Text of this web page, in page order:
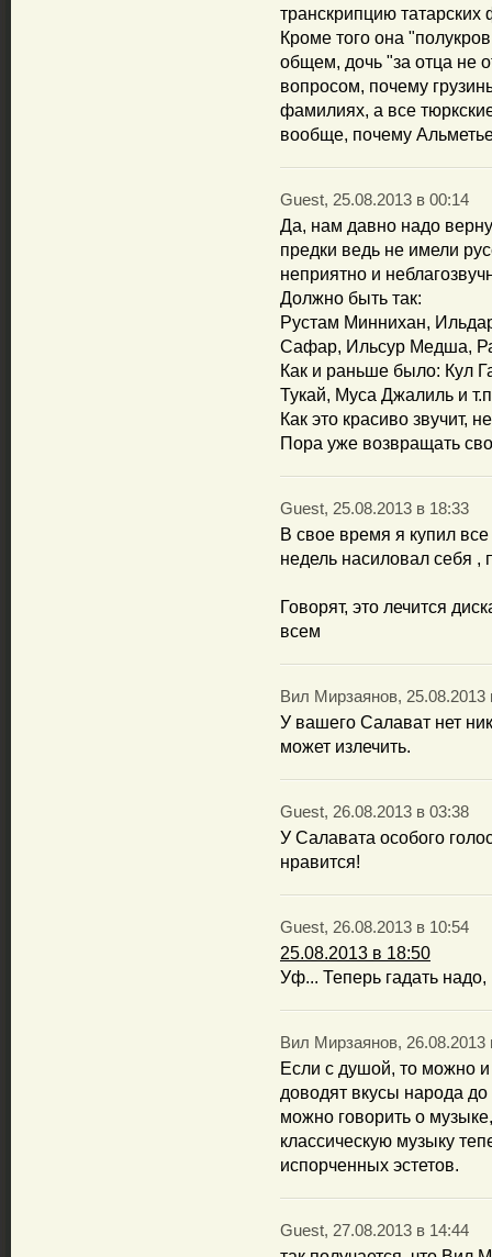
транскрипцию
Кроме того она
общем, дочь "за отца не
вопросом, почему
фамилиях, а все
вообще, почему
Guest, 25.08.2013 в 00:14
Да, нам давно надо
предки ведь не имели
неприятно и
Должно быть так:
Рустам Миннихан,
Сафар, Ильсур Медша,
Как и раньше было: Кул
Тукай, Муса Джалиль и
Как это красиво звучит,
Пора уже возвращать
Guest, 25.08.2013 в 18:33
В свое время я купил
недель насиловал себя ,
Говорят, это лечится
всем
Вил Мирзаянов, 25.08.2013
У вашего Салават нет
может излечить.
Guest, 26.08.2013 в 03:38
У Салавата особого
нравится!
Guest, 26.08.2013 в 10:54
25.08.2013 в 18:50
Уф... Теперь гадать
Вил Мирзаянов, 26.08.2013
Если с душой, то можно и
доводят вкусы народа до
можно говорить о
классическую музыку
испорченных эстетов.
Guest, 27.08.2013 в 14:44